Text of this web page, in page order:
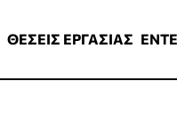
ΘΕΣΕΙΣ ΕΡΓΑΣΙΑΣ